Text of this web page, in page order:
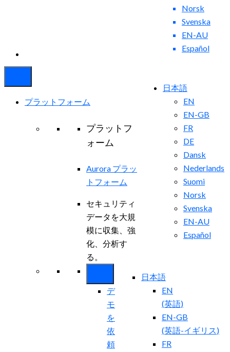
Norsk
Svenska
EN-AU
Español
日本語
EN
EN-GB
FR
DE
Dansk
Nederlands
Suomi
Norsk
Svenska
EN-AU
Español
プラットフォーム
プラットフ
ォーム
Aurora プラッ
トフォーム
セキュリティ
データを大規
模に収集、強
化、分析す
る。
日本語
EN
(英語)
EN-GB
(英語-イギリス)
FR
デ
モ
を
依
頼